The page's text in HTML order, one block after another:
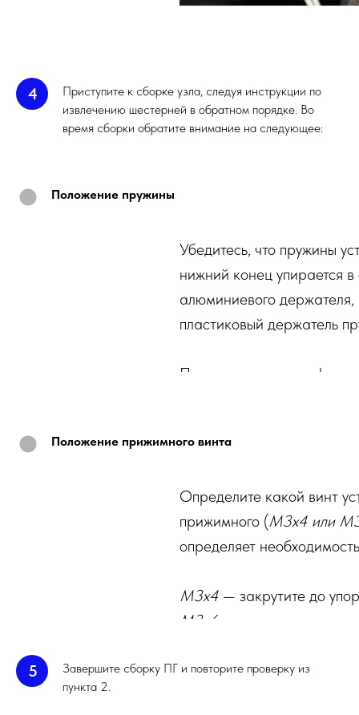
4
Приступите к сборке узла, следуя инструкции по
извлечению шестерней в обратном порядке. Во
время сборки обратите внимание на следующее:
Положение пружины
Убедитесь, что пружины
нижний конец упирается
алюминиевого
пластиковый держатель
Пружина выполняет
пережимается
пластика.
Положение прижимного винта
Определите какой винт
прижимного (М3х4 или
определяет
М3х4 — закрутите до
М3х6
5
Завершите сборку ПГ и повторите проверку из
пункта 2.